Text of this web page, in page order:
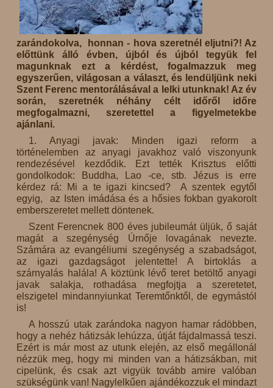
zarándokolva, honnan - hova szeretnél eljutni?! Az
előttünk álló évben, újból és újból tegyük fel
magunknak ezt a kérdést, fogalmazzuk meg
egyszerűen, világosan a választ, és lendüljünk neki
Szent Ferenc mentorálásával a lelki utunknak! Az év
során, szeretnék néhány célt időről időre
megfogalmazni, szeretettel a figyelmetekbe
ajánlani.
1. Anyagi javak: Minden igazi reform a
történelemben az anyagi javakhoz való viszonyunk
rendezésével kezdődik. Ezt tették Krisztus előtti
gondolkodok: Buddha, Lao -ce, stb. Jézus is erre
kérdez rá: Mi a te igazi kincsed? A szentek egytől
egyig, az Isten imádása és a hősies fokban gyakorolt
emberszeretet mellett döntenek.
Szent Ferencnek 800 éves jubileumát üljük, ő saját
magát a szegénység Úrnője lovagának nevezte.
Számára az evangéliumi szegénység a szabadságot,
az igazi gazdagságot jelentette! A birtoklás a
szárnyalás halála! A köztünk lévő teret betöltő anyagi
javak salakja, rothadása megfojtja a szeretetet,
elszigetel mindannyiunkat Teremtőnktől, de egymástól
is!
A hosszú utak zarándoka nagyon hamar rádöbben,
hogy a nehéz hátizsák lehúzza, útját fájdalmassá teszi.
Ezért is már most az utunk elején, az első megállonál
nézzük meg, hogy mi minden van a hátizsákban, mit
cipelünk, és csak azt vigyük tovább amire valóban
szükségünk van! Nagylelkűen ajándékozzuk el mindazt